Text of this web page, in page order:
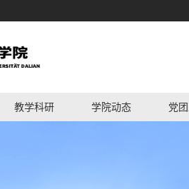
教学科研 学院动态 党